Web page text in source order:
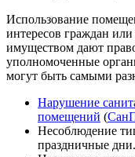
Использование
интересов граждан
имуществом дают
уполномоченные
могут быть самыми
Нарушение
помещений (
Несоблюдение
праздничные дни.